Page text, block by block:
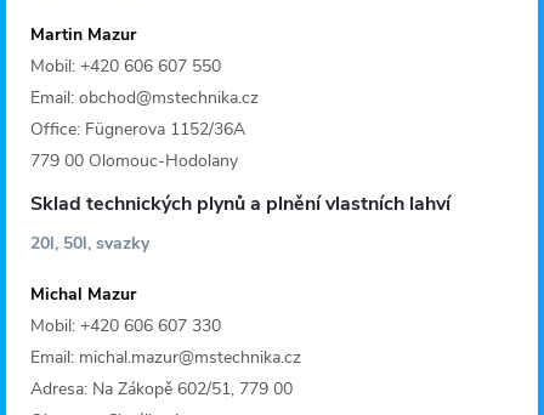
Martin Mazur
Mobil: +420 606 607 550
Email: obchod@mstechnika.cz
Office: Fügnerova 1152/36A
779 00 Olomouc-Hodolany
Sklad technických plynů a plnění vlastních lahví
20l, 50l, svazky
Michal Mazur
Mobil: +420 606 607 330
Email: michal.mazur@mstechnika.cz
Adresa: Na Zákopě 602/51, 779 00